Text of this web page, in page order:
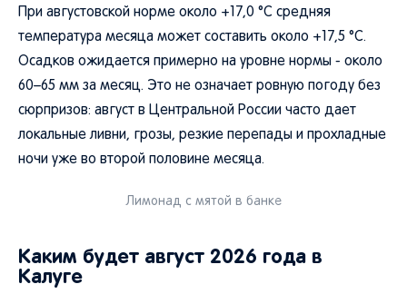
При августовской норме около +17,0 °C средняя
температура месяца может составить около +17,5 °C.
Осадков ожидается примерно на уровне нормы - около
60–65 мм за месяц. Это не означает ровную погоду без
сюрпризов: август в Центральной России часто дает
локальные ливни, грозы, резкие перепады и прохладные
ночи уже во второй половине месяца.
Лимонад с мятой в банке
Каким будет август 2026 года в
Калуге